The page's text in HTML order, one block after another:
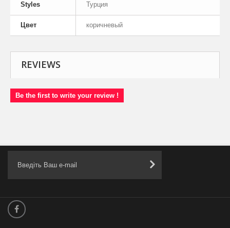
Styles Турция
Цвет коричневый
REVIEWS
Be the first to write your review !